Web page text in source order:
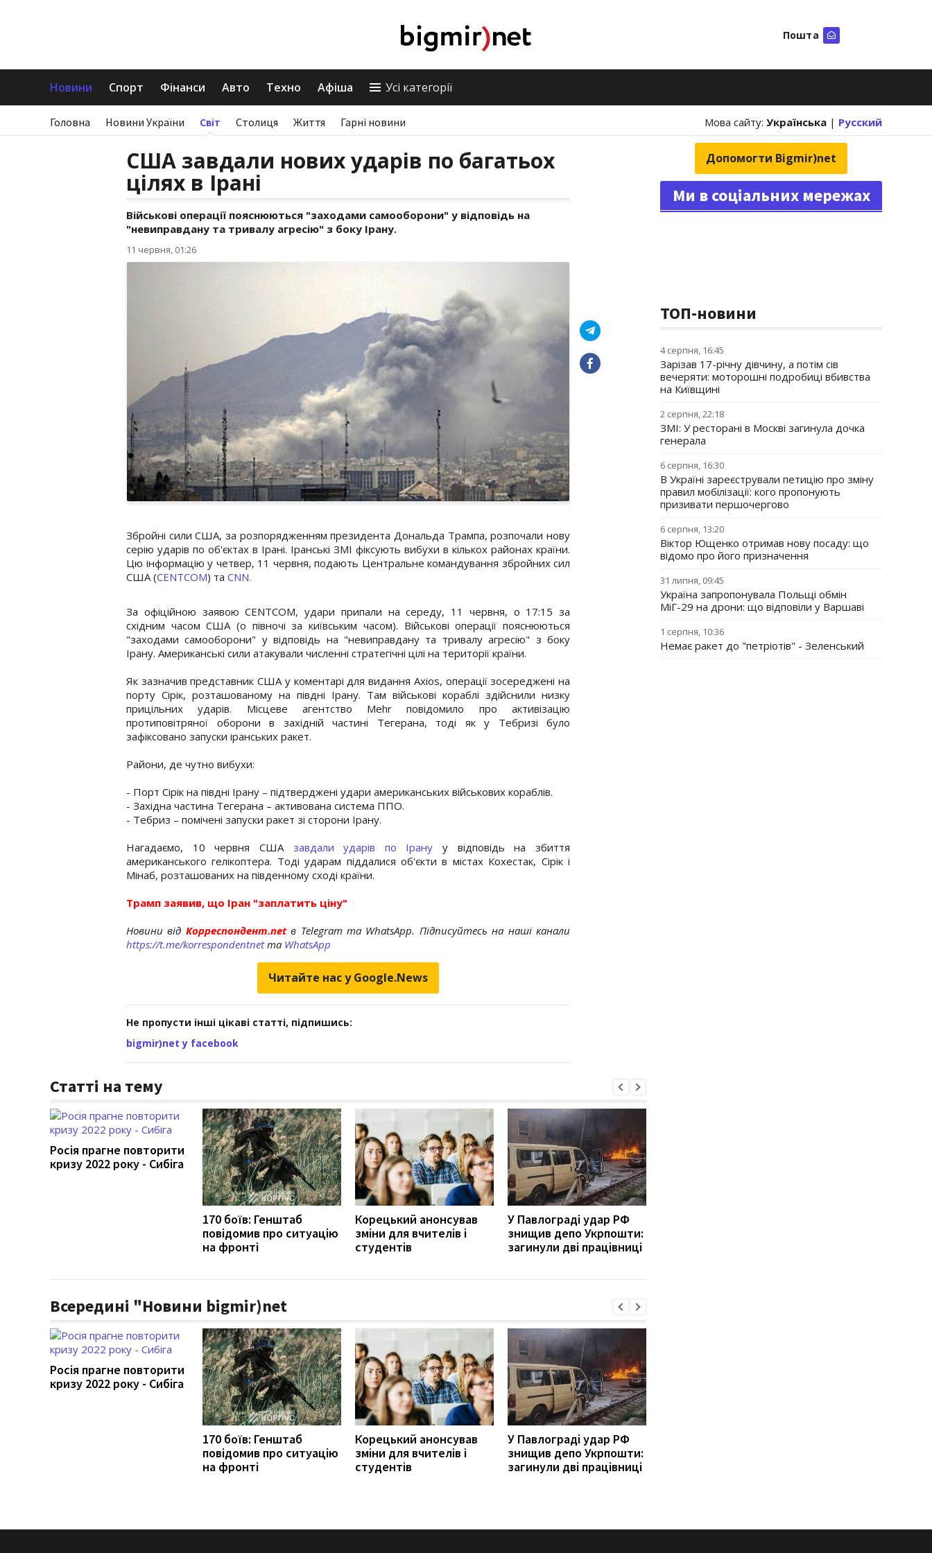
Пошта
Новини Спорт Фінанси Авто Техно Афіша Усі категорії
Головна Новини України Світ Столиця Життя Гарні новини Мова сайту: Українська | Русский
США завдали нових ударів по багатьох
цілях в Ірані
Військові операції пояснюються "заходами самооборони" у відповідь на
"невиправдану та тривалу агресію" з боку Ірану.
11 червня, 01:26
Збройні сили США, за розпорядженням президента Дональда Трампа, розпочали нову
серію ударів по об'єктах в Ірані. Іранські ЗМІ фіксують вибухи в кількох районах країни.
Цю інформацію у четвер, 11 червня, подають Центральне командування збройних сил
США (CENTCOM) та CNN.
За офіційною заявою CENTCOM, удари припали на середу, 11 червня, о 17:15 за
східним часом США (о півночі за київським часом). Військові операції пояснюються
"заходами самооборони" у відповідь на "невиправдану та тривалу агресію" з боку
Ірану. Американські сили атакували численні стратегічні цілі на території країни.
Як зазначив представник США у коментарі для видання Axios, операції зосереджені на
порту Сірік, розташованому на півдні Ірану. Там військові кораблі здійснили низку
прицільних ударів. Місцеве агентство Mehr повідомило про активізацію
протиповітряної оборони в західній частині Тегерана, тоді як у Тебризі було
зафіксовано запуски іранських ракет.
Райони, де чутно вибухи:
- Порт Сірік на півдні Ірану – підтверджені удари американських військових кораблів.
- Західна частина Тегерана – активована система ППО.
- Тебриз – помічені запуски ракет зі сторони Ірану.
Нагадаємо, 10 червня США завдали ударів по Ірану у відповідь на збиття
американського гелікоптера. Тоді ударам піддалися об'єкти в містах Кохестак, Сірік і
Мінаб, розташованих на південному сході країни.
Трамп заявив, що Іран "заплатить ціну"
Новини від Корреспондент.netв Telegram та WhatsApp. Підписуйтесь на наші канали
https://t.me/korrespondentnetта WhatsApp
Читайте нас у Google.News
Не пропусти інші цікаві статті, підпишись:
bigmir)net у facebook
Статті на тему
Росія прагне повторити
кризу 2022 року - Сибіга
170 боїв: Генштаб
повідомив про ситуацію
на фронті
Корецький анонсував
зміни для вчителів і
студентів
У Павлограді удар РФ
знищив депо Укрпошти:
загинули дві працівниці
Всередині "Новини bigmir)net
Росія прагне повторити
кризу 2022 року - Сибіга
170 боїв: Генштаб
повідомив про ситуацію
на фронті
Корецький анонсував
зміни для вчителів і
студентів
У Павлограді удар РФ
знищив депо Укрпошти:
загинули дві працівниці
Допомогти Bigmir)net
Ми в соціальних мережах
ТОП-новини
4 серпня, 16:45
Зарізав 17-річну дівчину, а потім сів
вечеряти: моторошні подробиці вбивства
на Київщині
2 серпня, 22:18
ЗМІ: У ресторані в Москві загинула дочка
генерала
6 серпня, 16:30
В Україні зареєстрували петицію про зміну
правил мобілізації: кого пропонують
призивати першочергово
6 серпня, 13:20
Віктор Ющенко отримав нову посаду: що
відомо про його призначення
31 липня, 09:45
Україна запропонувала Польщі обмін
МіГ-29 на дрони: що відповіли у Варшаві
1 серпня, 10:36
Немає ракет до "петріотів" - Зеленський